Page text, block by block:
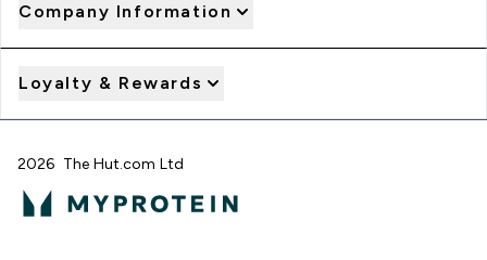
Company Information
Loyalty & Rewards
2026 The Hut.com Ltd